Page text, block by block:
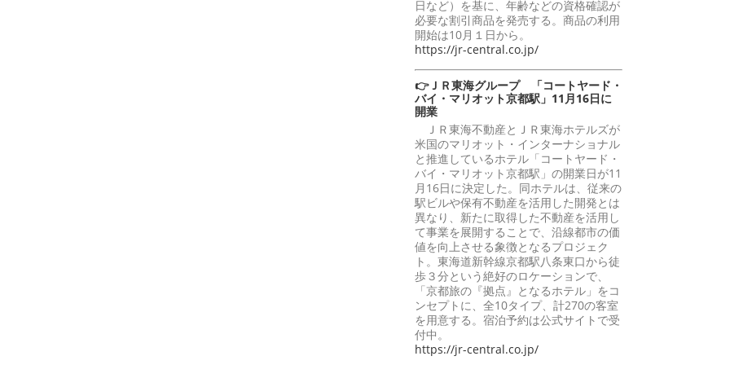
日など）を基に、年齢などの資格確認が
必要な割引商品を発売する。商品の利用
開始は10月１日から。
https://jr-central.co.jp/
👉ＪＲ東海グループ 「コートヤード・
バイ・マリオット京都駅」11月16日に
開業
ＪＲ東海不動産とＪＲ東海ホテルズが
米国のマリオット・インターナショナル
と推進しているホテル「コートヤード・
バイ・マリオット京都駅」の開業日が11
月16日に決定した。同ホテルは、従来の
駅ビルや保有不動産を活用した開発とは
異なり、新たに取得した不動産を活用し
て事業を展開することで、沿線都市の価
値を向上させる象徴となるプロジェク
ト。東海道新幹線京都駅八条東口から徒
歩３分という絶好のロケーションで、
「京都旅の『拠点』となるホテル」をコ
ンセプトに、全10タイプ、計270の客室
を用意する。宿泊予約は公式サイトで受
付中。
https://jr-central.co.jp/